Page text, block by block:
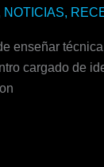
NOTICIAS,
enseñar
cargado de